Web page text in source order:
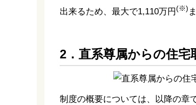
出来るため、最大で1,110万円(※)
2．直系尊属からの住宅
制度の概要については、以降の章